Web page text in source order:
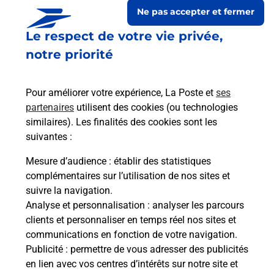
Le respect de votre vie privée,
notre priorité
Pour améliorer votre expérience, La Poste et ses
partenaires utilisent des cookies (ou technologies
similaires). Les finalités des cookies sont les
suivantes :
Mesure d’audience : établir des statistiques
complémentaires sur l’utilisation de nos sites et
suivre la navigation.
Analyse et personnalisation : analyser les parcours
clients et personnaliser en temps réel nos sites et
communications en fonction de votre navigation.
Publicité : permettre de vous adresser des publicités
en lien avec vos centres d’intérêts sur notre site et
Ne pas accepter et fermer
Prochaine collecte du courrierlundià 08h30
10 Le Bourg
33760 Lugasson
Itinéraire
Le lien s'ouvre dans un nouvel onglet